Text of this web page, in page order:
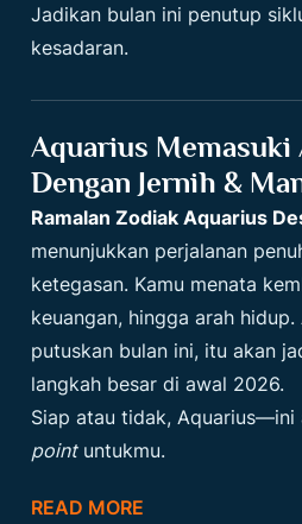
Jadikan bulan ini penutup
kesadaran.
Aquarius Memasuki
Dengan Jernih &
Ramalan Zodiak Aquarius
menunjukkan perjalanan
ketegasan. Kamu menata
keuangan, hingga arah
putuskan bulan ini, itu akan
langkah besar di awal 2026.
Siap atau tidak, Aquarius—ini
pointuntukmu.
READ MORE